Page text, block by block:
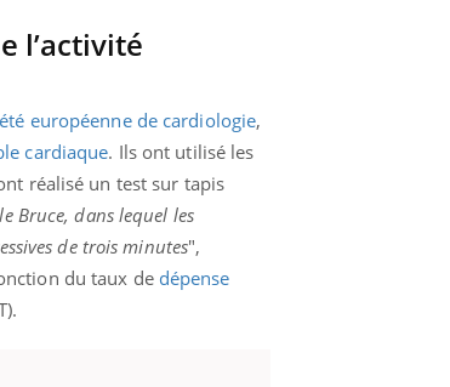
l’activité
européenne de cardiologie,
cardiaque. Ils ont utilisé les
réalisé un test sur tapis
Bruce, dans lequel les
de trois minutes",
du taux de dépense